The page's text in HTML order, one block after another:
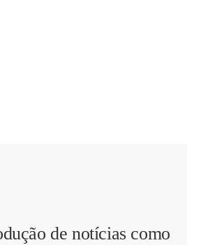
de notícias como